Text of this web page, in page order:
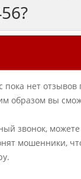
пока нет
образом вы
звонок,
мошенники,